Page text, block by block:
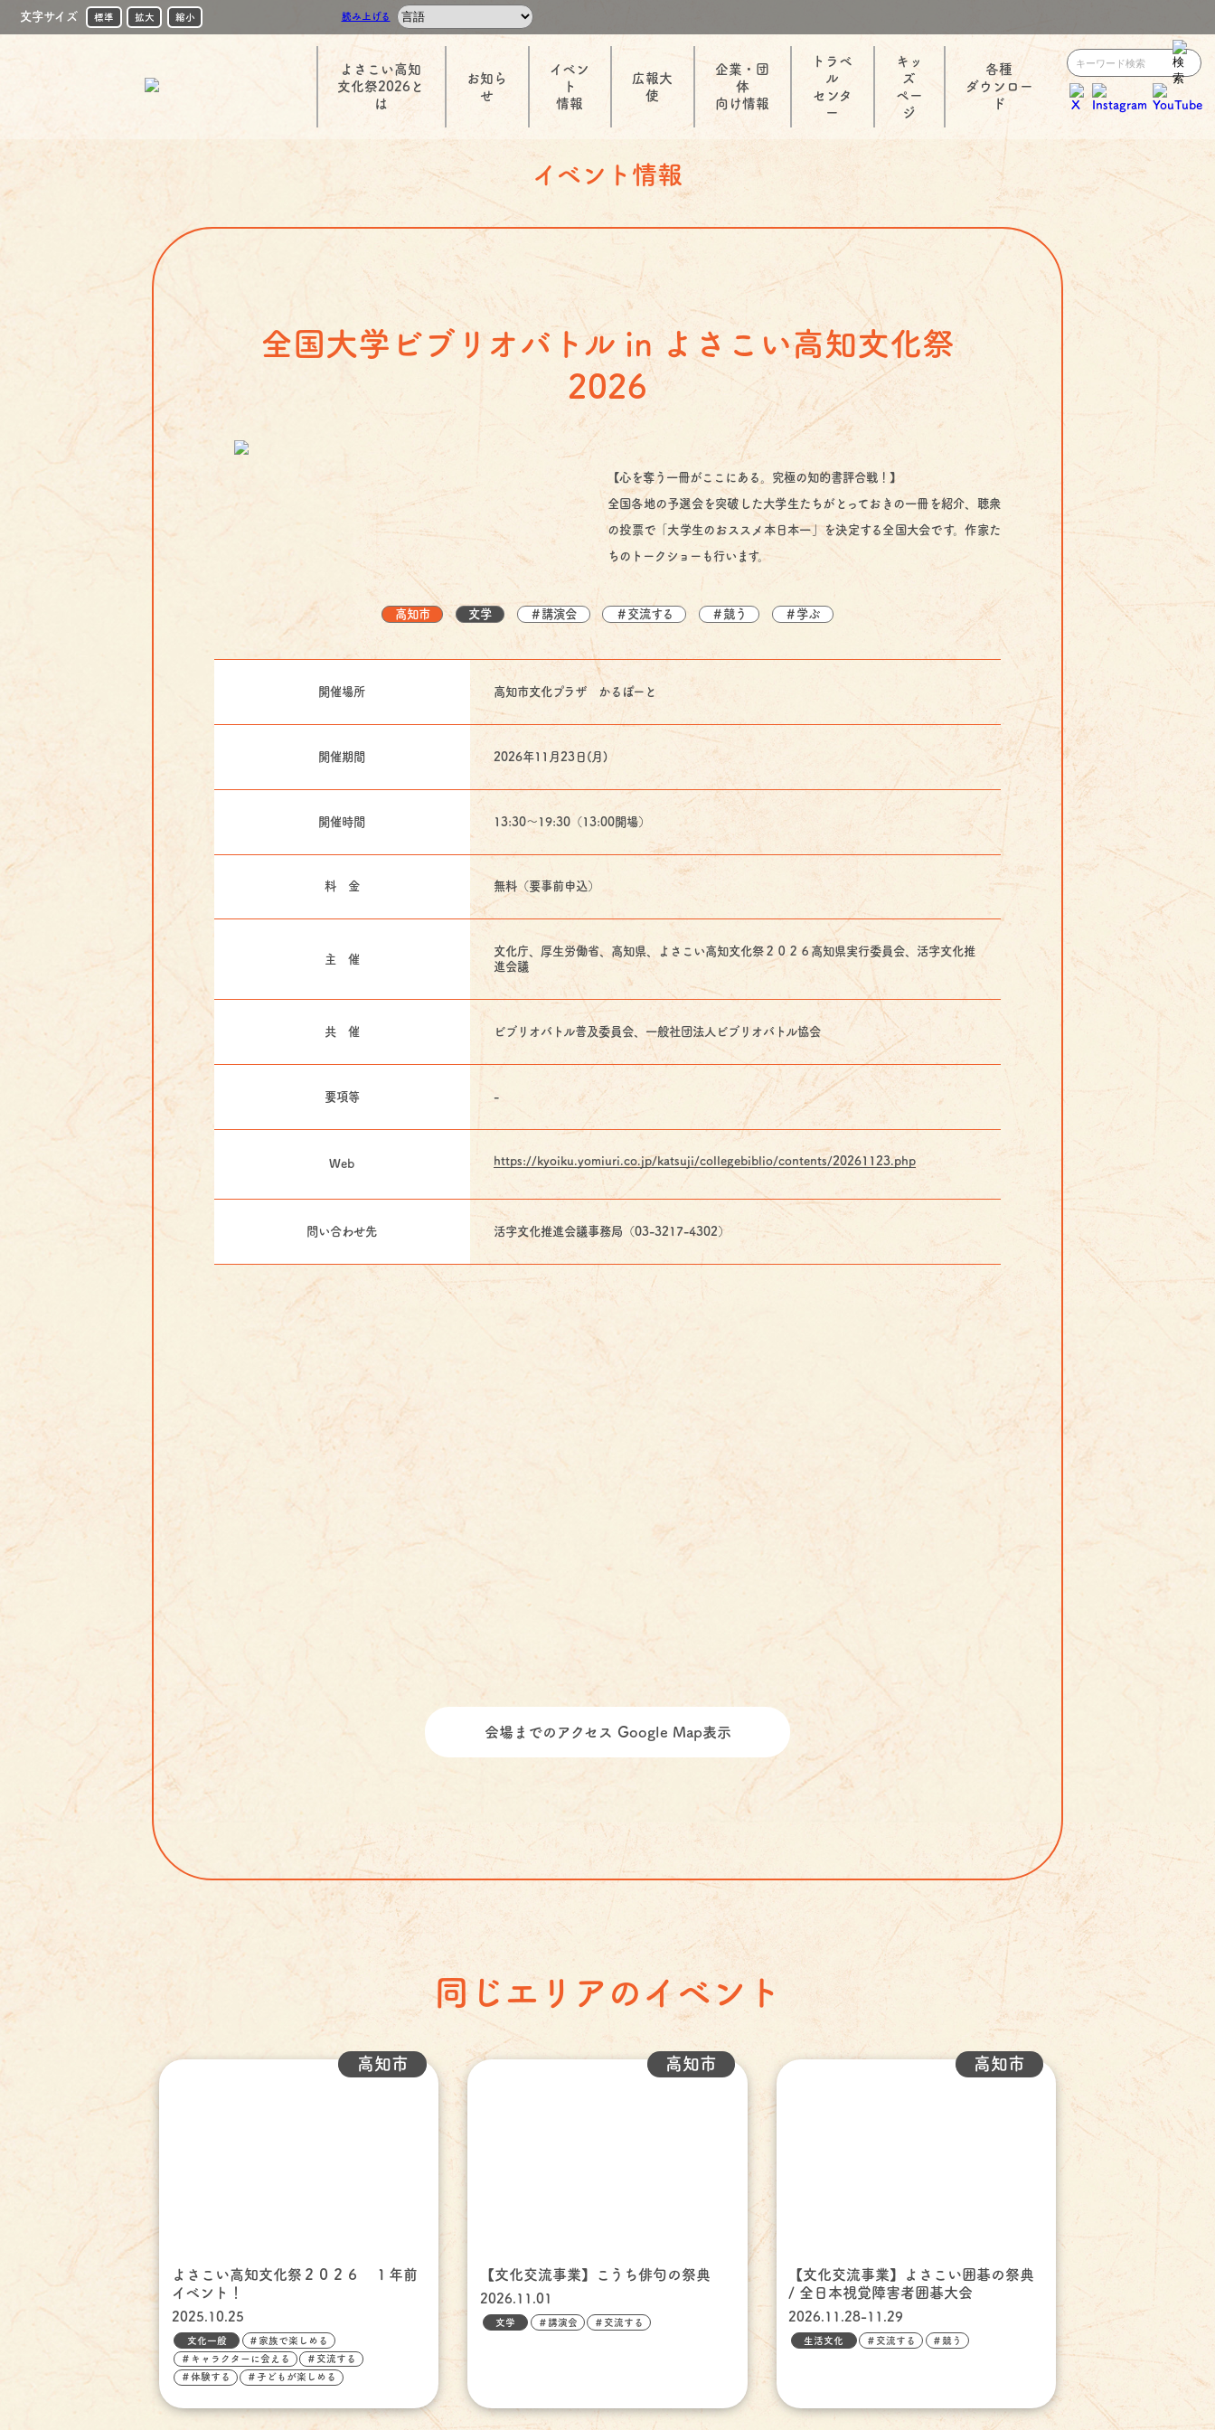
文字サイズ 標準 拡大 縮小 読み上げる
よさこい高知
文化祭2026と
は
お知ら
せ
イベン
ト
情報
広報大
使
企業・団
体
向け情報
トラベ
ル
センタ
ー
キッ
ズ
ペー
ジ
各種
ダウンロー
ド
イベント情報
全国大学ビブリオバトル in よさこい高知文化祭
2026
【心を奪う一冊がここにある。究極の知的書評合戦！】
全国各地の予選会を突破した大学生たちがとっておきの一冊を紹介、聴衆
の投票で「大学生のおススメ本日本一」を決定する全国大会です。作家た
ちのトークショーも行います。
高知市 文学 ＃講演会 ＃交流する ＃競う ＃学ぶ
開催場所 高知市文化プラザ かるぽーと
開催期間 2026年11月23日(月)
開催時間 13:30～19:30（13:00開場）
料 金 無料（要事前申込）
主 催
文化庁、厚生労働省、高知県、よさこい高知文化祭２０２６高知県実行委員会、活字文化推
進会議
共 催 ビブリオバトル普及委員会、一般社団法人ビブリオバトル協会
要項等 -
Web https://kyoiku.yomiuri.co.jp/katsuji/collegebiblio/contents/20261123.php
問い合わせ先 活字文化推進会議事務局（03-3217-4302）
会場までのアクセス Google Map表示
同じエリアのイベント
よさこい高知文化祭２０２６ １年前
イベント！
2025.10.25
高知市
文化一般 ＃家族で楽しめる
＃キャラクターに会える ＃交流する
＃体験する ＃子どもが楽しめる
【文化交流事業】こうち俳句の祭典
2026.11.01
高知市
文学 ＃講演会 ＃交流する
【文化交流事業】よさこい囲碁の祭典
/ 全日本視覚障害者囲碁大会
2026.11.28-11.29
高知市
生活文化 ＃交流する ＃競う